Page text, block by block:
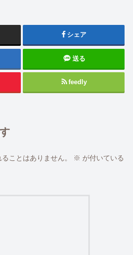
シェア
送る
feedly
ことはありません。 ※ が付いている